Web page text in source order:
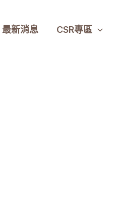
最新消息 CSR專區